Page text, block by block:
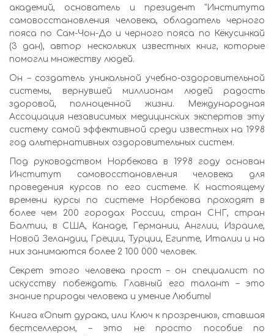
академий, основатель и президент "Института
самовосстановления человека, обладатель черного
пояса по Сам-Чон-До и черного пояса по Кёкуcинкай
(3 дан), автор нескольких известных книг, которые
помогли множеству людей.
Он – создатель уникальной учебно-оздоровительной
системы, вернувшей миллионам людей радость
здоровой, полноценной жизни. Международная
Ассоциация независимых медицинских экспертов эту
систему самой эффективной среди известных на 1998
год альтернативных оздоровительных систем.
Под руководством Норбекова в 1998 году основан
Институт самовосстановления человека для
проведения курсов по его системе. К настоящему
времени курсы по системе Норбекова проходят в
более чем 200 городах России, стран СНГ, стран
Балтии, в США, Канаде, Германии, Англии, Израиле,
Новой Зеландии, Греции, Турции, Египте, Италии и на
них занимаются более 2 100 000 человек.
Секрет этого человека прост – он специалист по
искусству побеждать. Главный его талант – это
знание природы человека и умение Любить!
Книга «Опыт дурака, или Ключ к прозрению», ставшая
бестселлером, – это не просто пособие по